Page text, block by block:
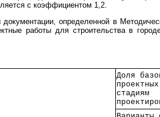
с коэффициентом 1,2.
определенной в
работы для строительства в
Доля